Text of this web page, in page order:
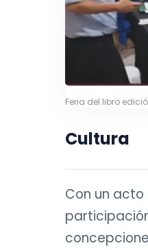
Feria del libro
Cultura
Con un